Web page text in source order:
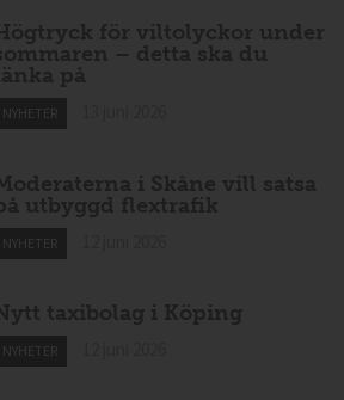
för viltolyckor under
– detta ska du
på
NYHETER
i Skåne vill satsa
utbyggd flextrafik
NYHETER
taxibolag i Köping
NYHETER